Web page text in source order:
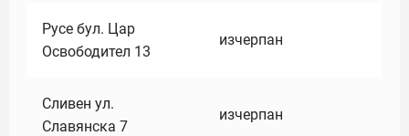
Русе бул. Цар
Освободител 13
изчерпан
Сливен ул.
Славянска 7
изчерпан